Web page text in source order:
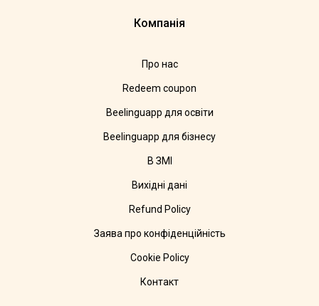
Компанія
Про нас
Redeem coupon
Beelinguapp для освіти
Beelinguapp для бізнесу
В ЗМІ
Вихідні дані
Refund Policy
Заява про конфіденційність
Cookie Policy
Контакт